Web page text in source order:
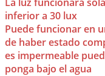
inferior a 30 lux
Puede funcionar en
de haber estado
es impermeable
ponga bajo el agua